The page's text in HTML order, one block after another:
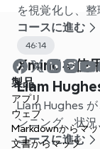
を視覚化し、
動に移すのかを
コースに進む
46:14
Xmindを使
Liam
Liam Hughes
ンニング、状
ニングをどのよ
コースに進む
製品
アプリ
ウェブ
Markdownからマ
文書からマップ